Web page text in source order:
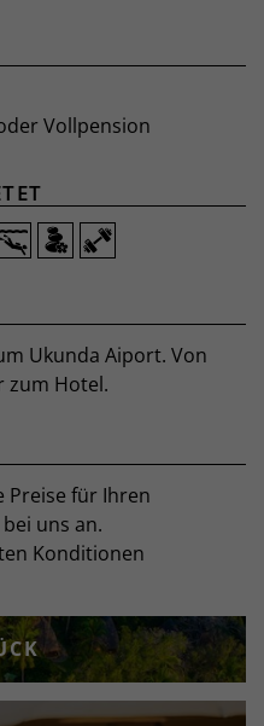
Vollpension
Ukunda Aiport. Von
zum Hotel.
Preise für Ihren
uns an.
Konditionen